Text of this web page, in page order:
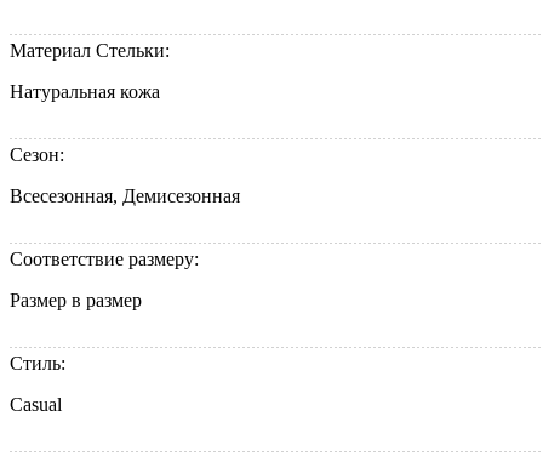
Материал Стельки:
Натуральная кожа
Сезон:
Всесезонная, Демисезонная
Соответствие размеру:
Размер в размер
Стиль:
Casual